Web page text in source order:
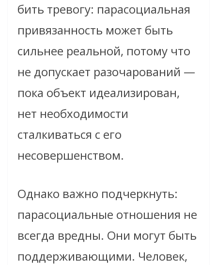
бить тревогу: парасоциальная
привязанность может быть
сильнее реальной, потому что
не допускает разочарований —
пока объект идеализирован,
нет необходимости
сталкиваться с его
несовершенством.
Однако важно подчеркнуть:
парасоциальные отношения не
всегда вредны. Они могут быть
поддерживающими. Человек,